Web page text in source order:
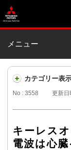
メニュー
カテゴリー表
No : 3558 更新日
キーレス
電波は心